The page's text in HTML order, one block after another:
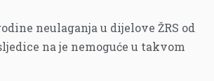
neulaganja u dijelove ŽRS od
na je nemoguće u takvom